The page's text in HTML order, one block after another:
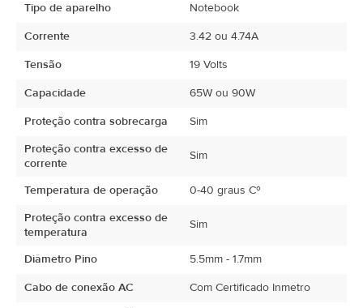
Tipo de aparelho
Notebook
Corrente
3.42 ou 4.74A
Tensão
19 Volts
Capacidade
65W ou 90W
Proteção contra sobrecarga
Sim
Proteção contra excesso de
corrente
Sim
Temperatura de operação
0-40 graus Cº
Proteção contra excesso de
temperatura
Sim
Diâmetro Pino
5.5mm - 1.7mm
Cabo de conexão AC
Com Certificado Inmetro